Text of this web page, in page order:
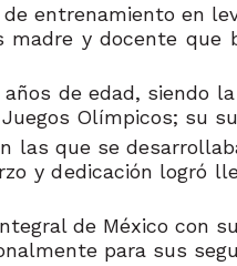
de entrenamiento en
madre y docente
de edad, siendo
Olímpicos; su
las que se
y dedicación logró
de México con
para sus